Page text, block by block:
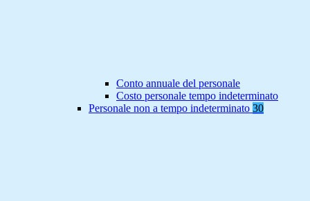
Conto annuale del personale
Costo personale tempo indeterminato
Personale non a tempo indeterminato 30